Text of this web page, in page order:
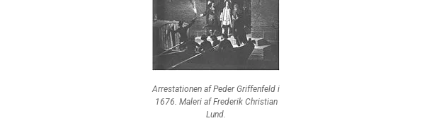
Arrestationen af Peder Griffenfeld i
1676. Maleri af Frederik Christian
Lund.